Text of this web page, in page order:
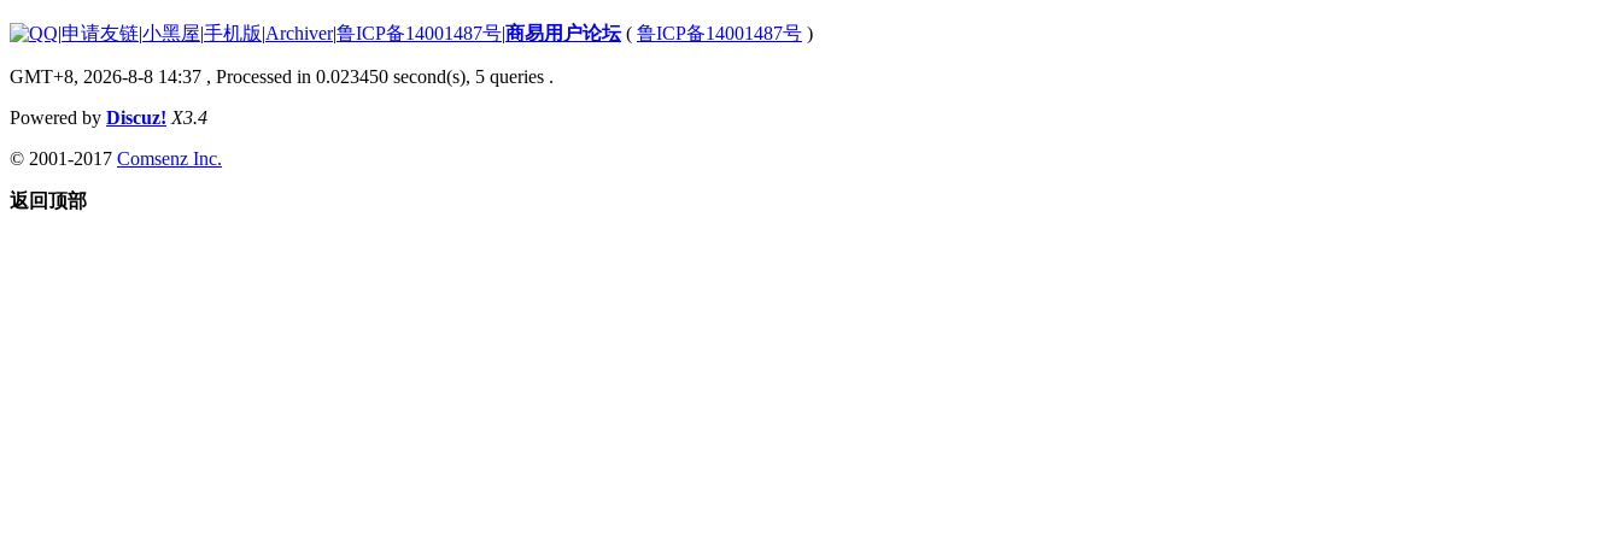
|申请友链|小黑屋|手机版|Archiver|鲁ICP备14001487号|商易用户论坛( 鲁ICP备14001487号 )
GMT+8, 2026-8-8 14:37 , Processed in 0.023450 second(s), 5 queries .
Powered by Discuz! X3.4
© 2001-2017 Comsenz Inc.
返回顶部